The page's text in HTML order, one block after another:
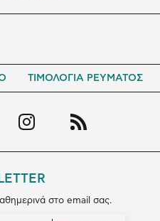
ΤΙΜΟΛΟΓΙΑ ΡΕΥΜΑΤΟΣ
στο email σας.